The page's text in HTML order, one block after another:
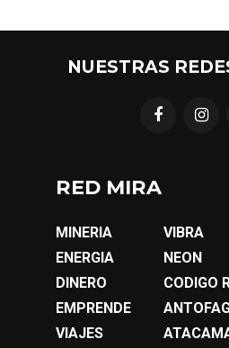
NUESTRAS
RED MIRA
MINERIA
ENERGIA
DINERO
EMPRENDE
VIAJES
VIBRA
NEON
CODIGO